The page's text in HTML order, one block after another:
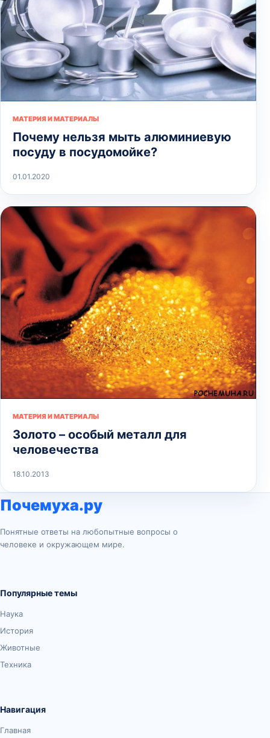
МАТЕРИЯ И МАТЕРИАЛЫ
Почему нельзя мыть алюминиевую
посуду в посудомойке?
01.01.2020
МАТЕРИЯ И МАТЕРИАЛЫ
Золото – особый металл для
человечества
18.10.2013
Почемуха.ру
Понятные ответы на любопытные вопросы о
человеке и окружающем мире.
Популярные темы
Наука
История
Животные
Техника
Навигация
Главная